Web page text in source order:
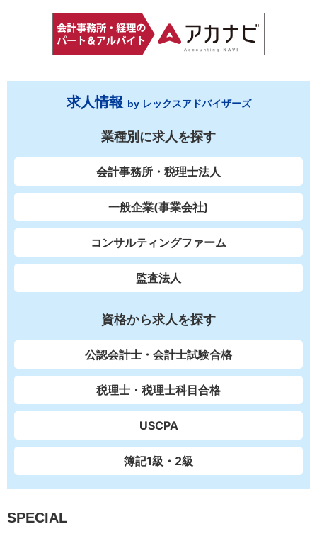
求人情報 by レックスアドバイザーズ
業種別に求人を探す
会計事務所・税理士法人
一般企業(事業会社)
コンサルティングファーム
監査法人
資格から求人を探す
公認会計士・会計士試験合格
税理士・税理士科目合格
USCPA
簿記1級・2級
SPECIAL